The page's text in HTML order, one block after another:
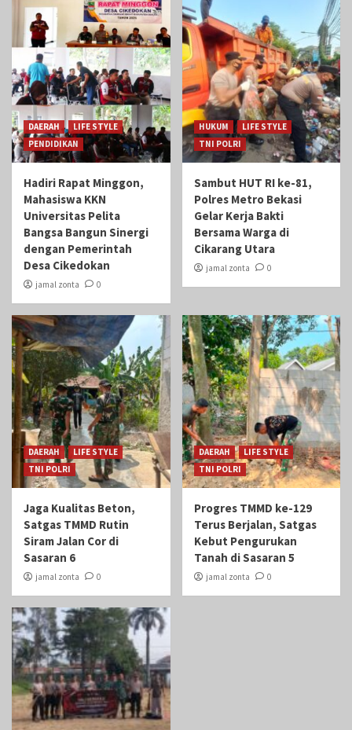
DAERAH
LIFE STYLE
PENDIDIKAN
Hadiri Rapat Minggon,
Mahasiswa KKN
Universitas Pelita
Bangsa Bangun Sinergi
dengan Pemerintah
Desa Cikedokan
jamal zonta 0
HUKUM
LIFE STYLE
TNI POLRI
Sambut HUT RI ke-81,
Polres Metro Bekasi
Gelar Kerja Bakti
Bersama Warga di
Cikarang Utara
jamal zonta 0
DAERAH
LIFE STYLE
TNI POLRI
Jaga Kualitas Beton,
Satgas TMMD Rutin
Siram Jalan Cor di
Sasaran 6
jamal zonta 0
DAERAH
LIFE STYLE
TNI POLRI
Progres TMMD ke-129
Terus Berjalan, Satgas
Kebut Pengurukan
Tanah di Sasaran 5
jamal zonta 0